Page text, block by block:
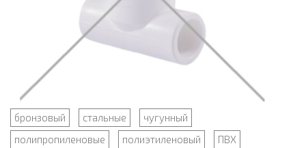
бронзовый стальные
чугунный
полипропиленовые
полиэтиленовый
ПВХ